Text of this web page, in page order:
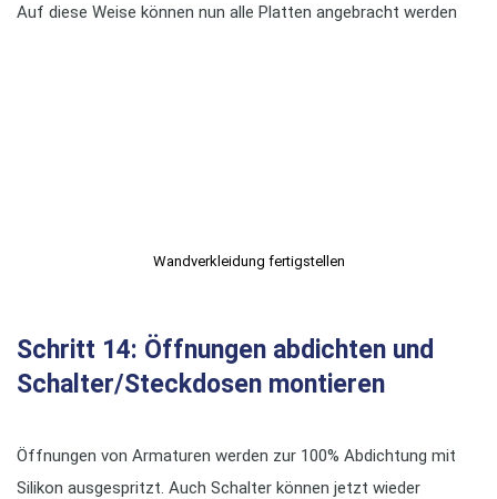
Auf diese Weise können nun alle Platten angebracht werden
Wandverkleidung fertigstellen
Schritt 14: Öffnungen abdichten und
Schalter/Steckdosen montieren
Öffnungen von Armaturen werden zur 100% Abdichtung mit
Silikon ausgespritzt. Auch Schalter können jetzt wieder